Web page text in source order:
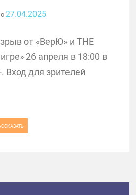
27.04.2025
от «ВерЮ» и THE
26 апреля в 18:00 в
Вход для зрителей